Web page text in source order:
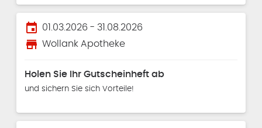
event 01.03.2026 - 31.08.2026
store Wollank Apotheke
Holen Sie Ihr Gutscheinheft ab
und sichern Sie sich Vorteile!